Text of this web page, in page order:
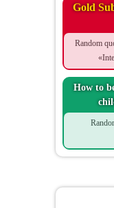
Gold
Random
How to